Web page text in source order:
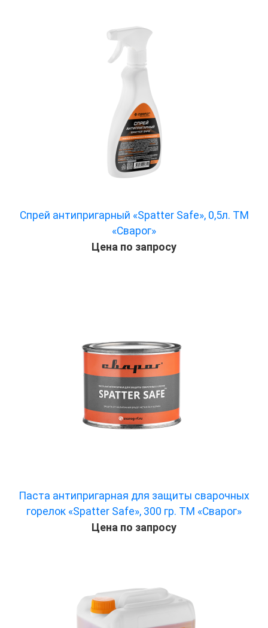
Спрей антипригарный «Spatter Safe», 0,5л. ТМ
«Сварог»
Цена по запросу
Паста антипригарная для защиты сварочных
горелок «Spatter Safe», 300 гр. ТМ «Сварог»
Цена по запросу